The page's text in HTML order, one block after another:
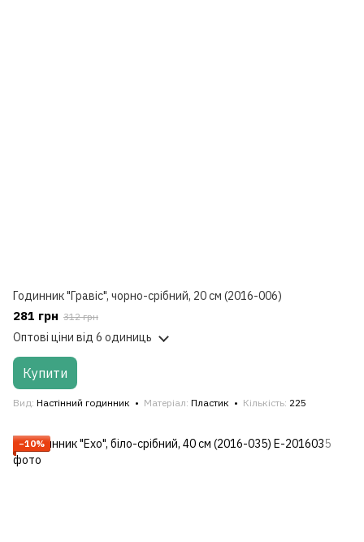
Годинник "Гравіс", чорно-срібний, 20 см (2016-006)
281 грн 312 грн
Оптові ціни від 6 одиниць
Купити
Вид Настінний годинник Матеріал Пластик Кількість 225
−10%